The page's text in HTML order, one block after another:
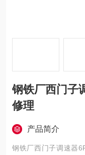
钢铁厂西门子
修理
产品简介
钢铁厂西门子调速器